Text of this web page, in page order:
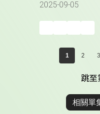
2025-09-05
1 2 3
跳至
相關單